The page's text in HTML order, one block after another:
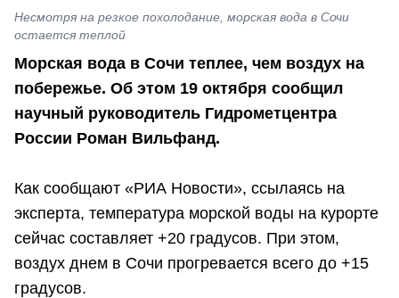
Несмотря на резкое похолодание, морская вода в Сочи
остается теплой
Морская вода в Сочи теплее, чем воздух на
побережье. Об этом 19 октября сообщил
научный руководитель Гидрометцентра
России Роман Вильфанд.
Как сообщают «РИА Новости», ссылаясь на
эксперта, температура морской воды на курорте
сейчас составляет +20 градусов. При этом,
воздух днем в Сочи прогревается всего до +15
градусов.